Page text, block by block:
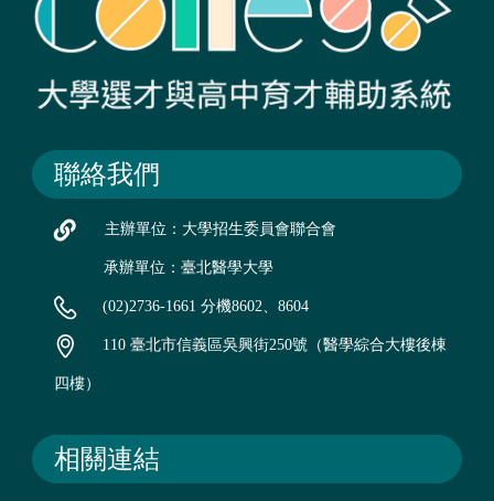
聯絡我們
主辦單位：大學招生委員會聯合會
承辦單位：臺北醫學大學
(02)2736-1661 分機8602、8604
110 臺北市信義區吳興街250號（醫學綜合大樓後棟
四樓）
相關連結